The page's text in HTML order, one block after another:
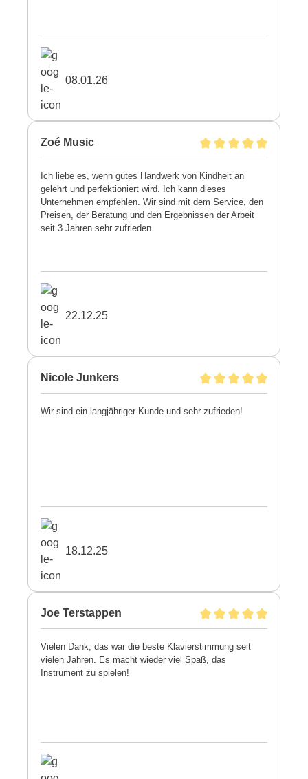
08.01.26
Zoé Music
Ich liebe es, wenn gutes Handwerk von Kindheit an
gelehrt und perfektioniert wird. Ich kann dieses
Unternehmen empfehlen. Wir sind mit dem Service, den
Preisen, der Beratung und den Ergebnissen der Arbeit
seit 3 Jahren sehr zufrieden.
22.12.25
Nicole Junkers
Wir sind ein langjähriger Kunde und sehr zufrieden!
18.12.25
Joe Terstappen
Vielen Dank, das war die beste Klavierstimmung seit
vielen Jahren. Es macht wieder viel Spaß, das
Instrument zu spielen!